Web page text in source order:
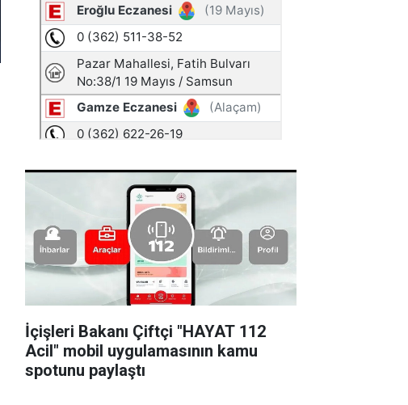
İçişleri Bakanı Çiftçi "HAYAT 112
Acil" mobil uygulamasının kamu
spotunu paylaştı